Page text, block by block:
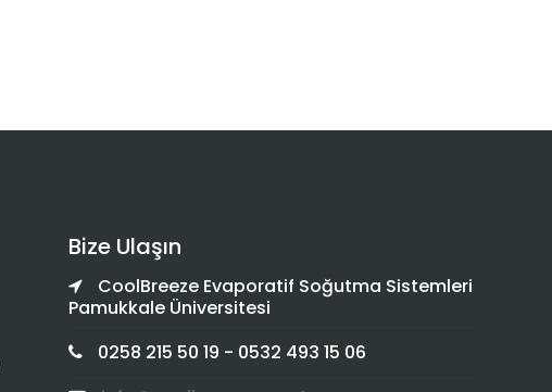
Bize Ulaşın
CoolBreeze Evaporatif Soğutma Sistemleri
Pamukkale Üniversitesi
0258 215 50 19 - 0532 493 15 06